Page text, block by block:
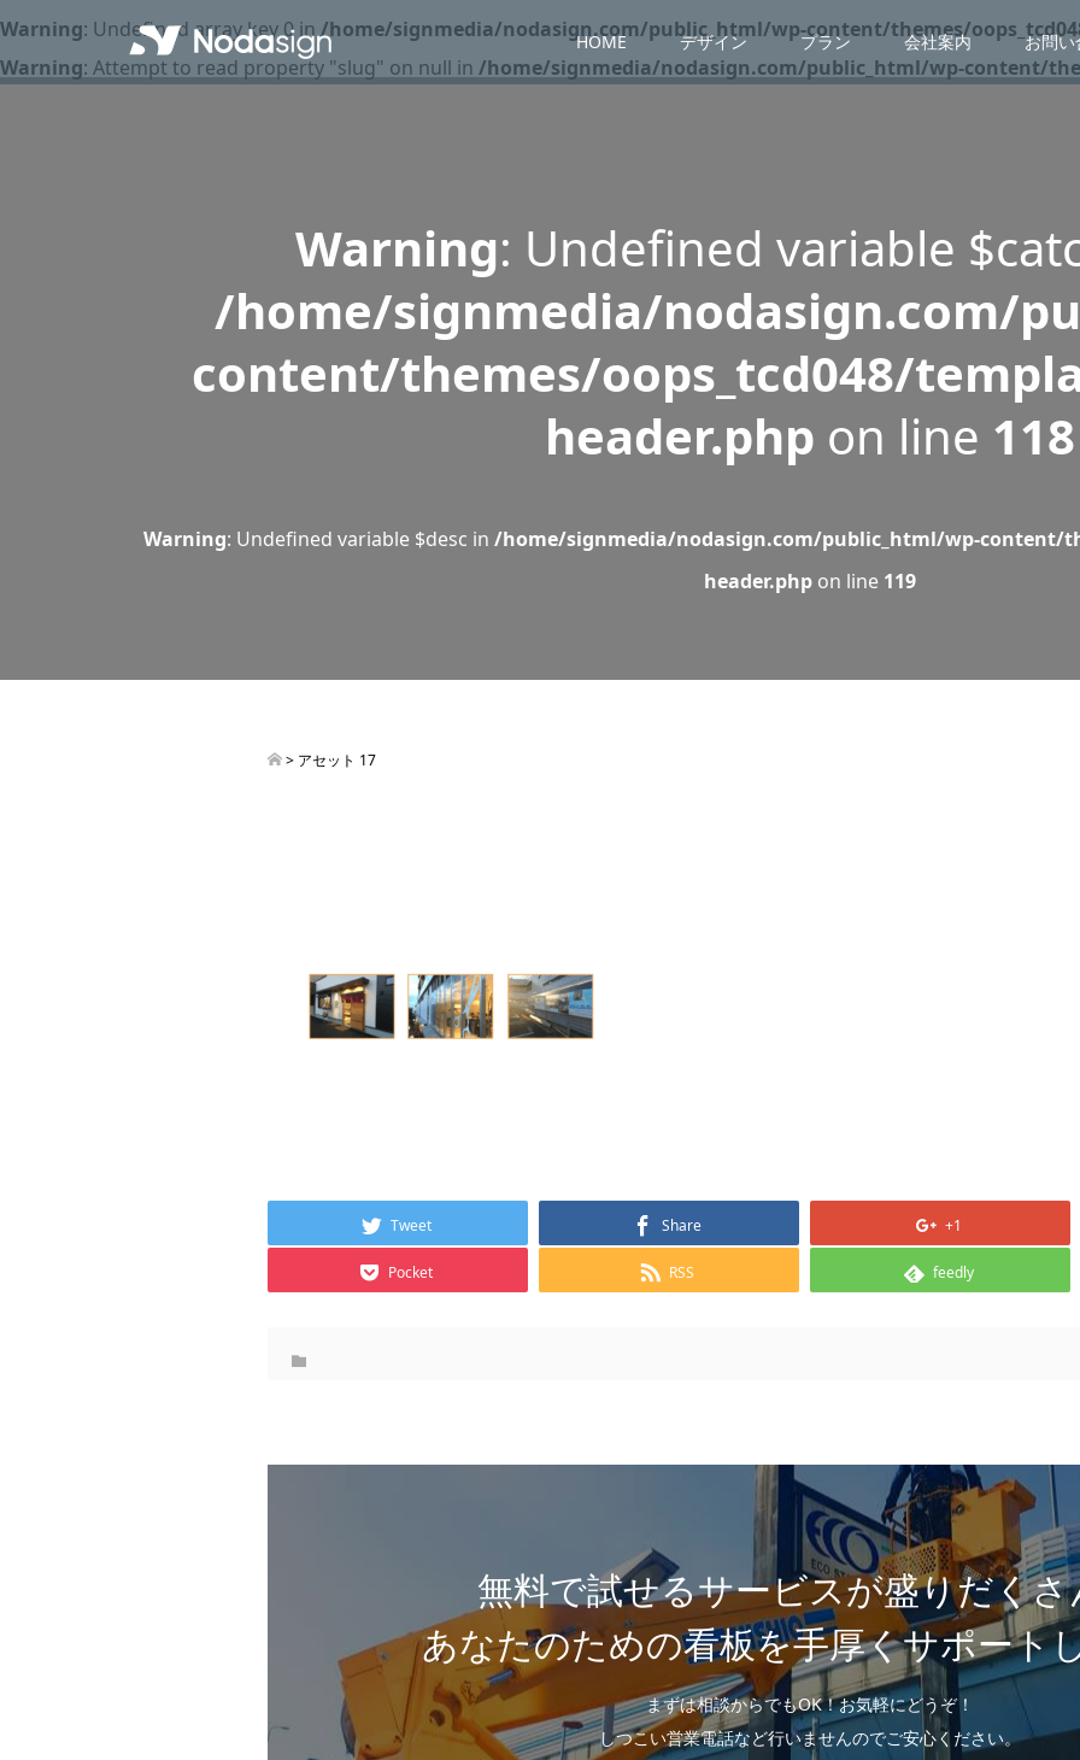
HOME デザイン プラン 会社案内 お問い
Warning: Undefined array key 0 in/home/signmedia/nodasign.com/public_html/wp-content/themes/
Warning: Attempt to read property "slug" on null in /home/signmedia/nodasign.com/public_html/wp-content/
Warning: Undefined variable
/home/signmedia/nodasign.com/
content/themes/oops_tcd048/
header.php on line 118
Warning: Undefined variable $desc in /home/signmedia/nodasign.com/public_html/wp-content/
header.php on line 119
> アセット 17
Tweet Share +1
Pocket RSS feedly
無料で試せるサービスが盛りだくさ
あなたのための看板を手厚くサポート
まずは相談からでもOK！お気軽にどうぞ！
しつこい営業電話など行いませんのでご安心ください。